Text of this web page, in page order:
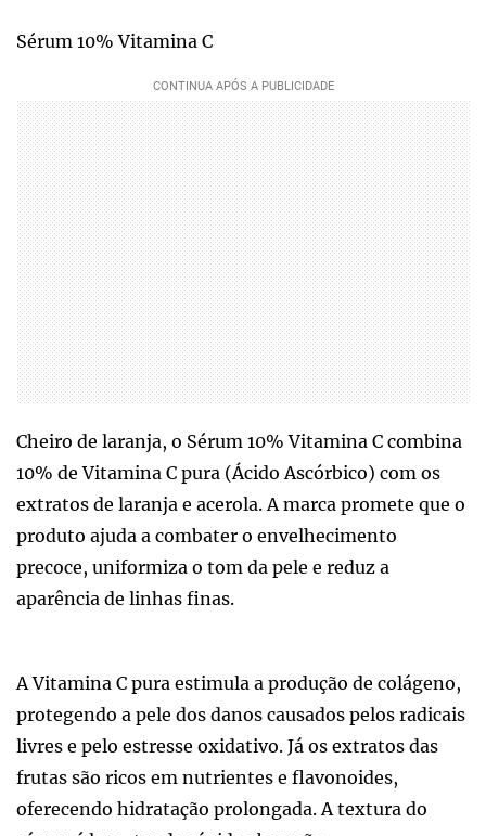
Sérum 10% Vitamina C
Cheiro de laranja, o Sérum 10% Vitamina C combina
10% de Vitamina C pura (Ácido Ascórbico) com os
extratos de laranja e acerola. A marca promete que o
produto ajuda a combater o envelhecimento
precoce, uniformiza o tom da pele e reduz a
aparência de linhas finas.
A Vitamina C pura estimula a produção de colágeno,
protegendo a pele dos danos causados pelos radicais
livres e pelo estresse oxidativo. Já os extratos das
frutas são ricos em nutrientes e flavonoides,
oferecendo hidratação prolongada. A textura do